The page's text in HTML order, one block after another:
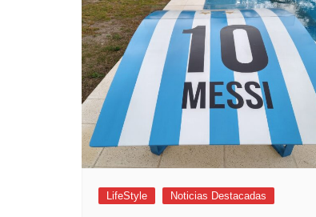
Empresas y Negocios
Automotos
Espectáculos
Trendy News
LifeStyle
Negocios
LifeStyle Noticias Destacadas